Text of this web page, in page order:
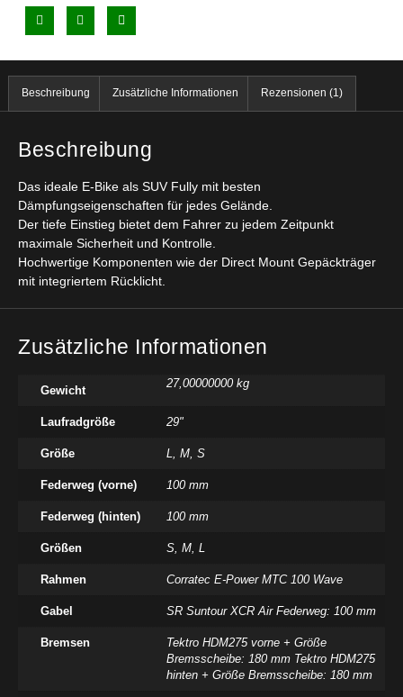
Beschreibung Zusätzliche Informationen Rezensionen (1)
Beschreibung
Das ideale E-Bike als SUV Fully mit besten
Dämpfungseigenschaften für jedes Gelände.
Der tiefe Einstieg bietet dem Fahrer zu jedem Zeitpunkt
maximale Sicherheit und Kontrolle.
Hochwertige Komponenten wie der Direct Mount Gepäckträger
mit integriertem Rücklicht.
Zusätzliche Informationen
Gewicht
27,00000000 kg
Laufradgröße 29"
Größe L, M, S
Federweg (vorne) 100 mm
Federweg (hinten) 100 mm
Größen S, M, L
Rahmen Corratec E-Power MTC 100 Wave
Gabel SR Suntour XCR Air Federweg: 100 mm
Bremsen
Tektro HDM275 vorne + Größe
Bremsscheibe: 180 mm Tektro HDM275
hinten + Größe Bremsscheibe: 180 mm